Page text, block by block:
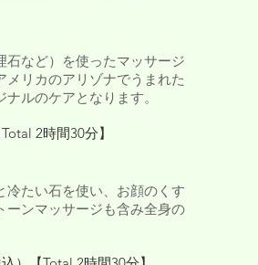
など）を使ったマッサージ
リカのアリゾナでうまれた
ルのケアとなります。
2時間30分】
冷たい石を使い、お顔のくす
ーンマッサージも含み全身の